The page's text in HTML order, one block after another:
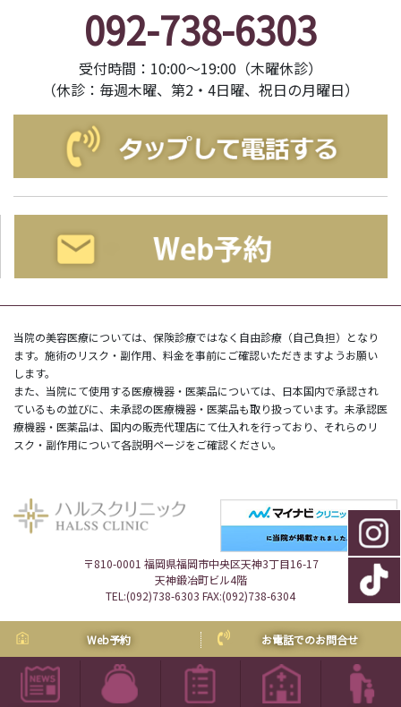
Web予約 お電話でのお問合せ
092-738-6303
受付時間：10:00～19:00（木曜休診）
（休診：毎週木曜、第2・4日曜、祝日の月曜日）
当院の美容医療については、保険診療ではなく自由診療（自己負担）となり
ます。施術のリスク・副作用、料金を事前にご確認いただきますようお願い
します。
また、当院にて使用する医療機器・医薬品については、日本国内で承認され
ているもの並びに、未承認の医療機器・医薬品も取り扱っています。未承認医
療機器・医薬品は、国内の販売代理店にて仕入れを行っており、それらのリ
スク・副作用について各説明ページをご確認ください。
〒810-0001 福岡県福岡市中央区天神3丁目16-17
天神鍛冶町ビル4階
TEL:(092)738-6303 FAX:(092)738-6304